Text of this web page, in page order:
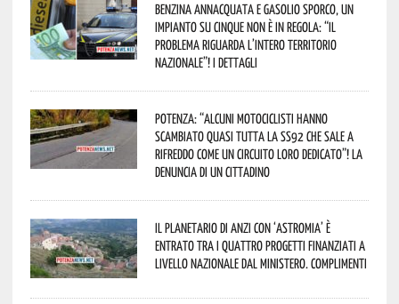
Benzina annacquata e gasolio sporco, un
impianto su cinque non è in regola: “il
problema riguarda l’intero territorio
Nazionale”! I dettagli
Potenza: “alcuni motociclisti hanno
scambiato quasi tutta la SS92 che sale a
Rifreddo come un circuito loro dedicato”! La
denuncia di un cittadino
Il Planetario di Anzi con ‘Astromia’ è
entrato tra i quattro progetti finanziati a
livello nazionale dal Ministero. Complimenti